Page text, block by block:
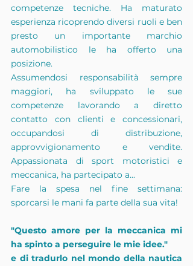
competenze tecniche. Ha maturato
esperienza ricoprendo diversi ruoli e ben
presto un importante marchio
automobilistico le ha offerto una
posizione.
Assumendosi responsabilità sempre
maggiori, ha sviluppato le sue
competenze lavorando a diretto
contatto con clienti e concessionari,
occupandosi di distribuzione,
approvvigionamento e vendite.
Appassionata di sport motoristici e
meccanica, ha partecipato a...
Fare la spesa nel fine settimana:
sporcarsi le mani fa parte della sua vita!
"Questo amore per la meccanica mi
ha spinto a perseguire le mie idee."
e di tradurlo nel mondo della nautica